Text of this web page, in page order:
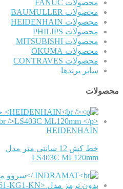
محصولات FANUC
محصولات BAUMULLER
محصولات HEIDENHAIN
محصولات PHILIPS
محصولات MITSUBISHI
محصولات OKUMA
محصولات CONTRAVES
سایر برندها
محصولات
HEIDENHAIN
خط کش 12 سانتی متر مدل
LS403C ML120mm